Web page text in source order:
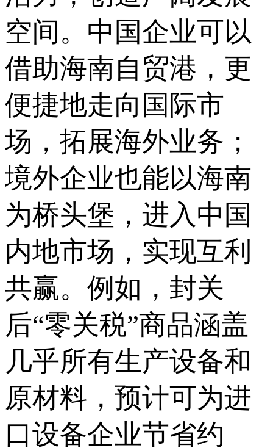
空间。中国企业可以
借助海南自贸港，更
便捷地走向国际市
场，拓展海外业务；
境外企业也能以海南
为桥头堡，进入中国
内地市场，实现互利
共赢。例如，封关
后“零关税”商品涵盖
几乎所有生产设备和
原材料，预计可为进
口设备企业节省约